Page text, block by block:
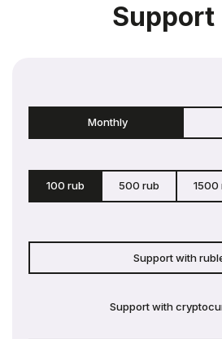
Support
Monthly
100 rub 500 rub 1500
Support with
Support with